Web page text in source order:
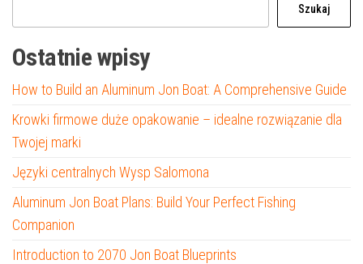
Szukaj
Ostatnie wpisy
How to Build an Aluminum Jon Boat: A Comprehensive Guide
Krowki firmowe duże opakowanie – idealne rozwiązanie dla
Twojej marki
Języki centralnych Wysp Salomona
Aluminum Jon Boat Plans: Build Your Perfect Fishing
Companion
Introduction to 2070 Jon Boat Blueprints